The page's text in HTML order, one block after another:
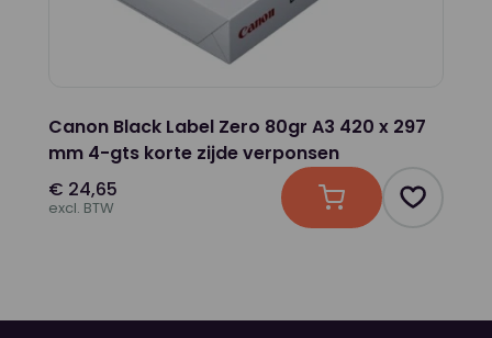
Canon Black Label Zero 80gr A3 420 x 297
mm 4-gts korte zijde verponsen
€ 24,65
excl. BTW In winkelwagen
Product